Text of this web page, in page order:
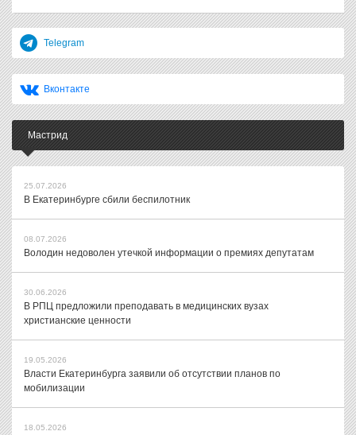
Telegram
Вконтакте
Мастрид
25.07.2026
В Екатеринбурге сбили беспилотник
08.07.2026
Володин недоволен утечкой информации о премиях депутатам
30.06.2026
В РПЦ предложили преподавать в медицинских вузах
христианские ценности
19.05.2026
Власти Екатеринбурга заявили об отсутствии планов по
мобилизации
18.05.2026